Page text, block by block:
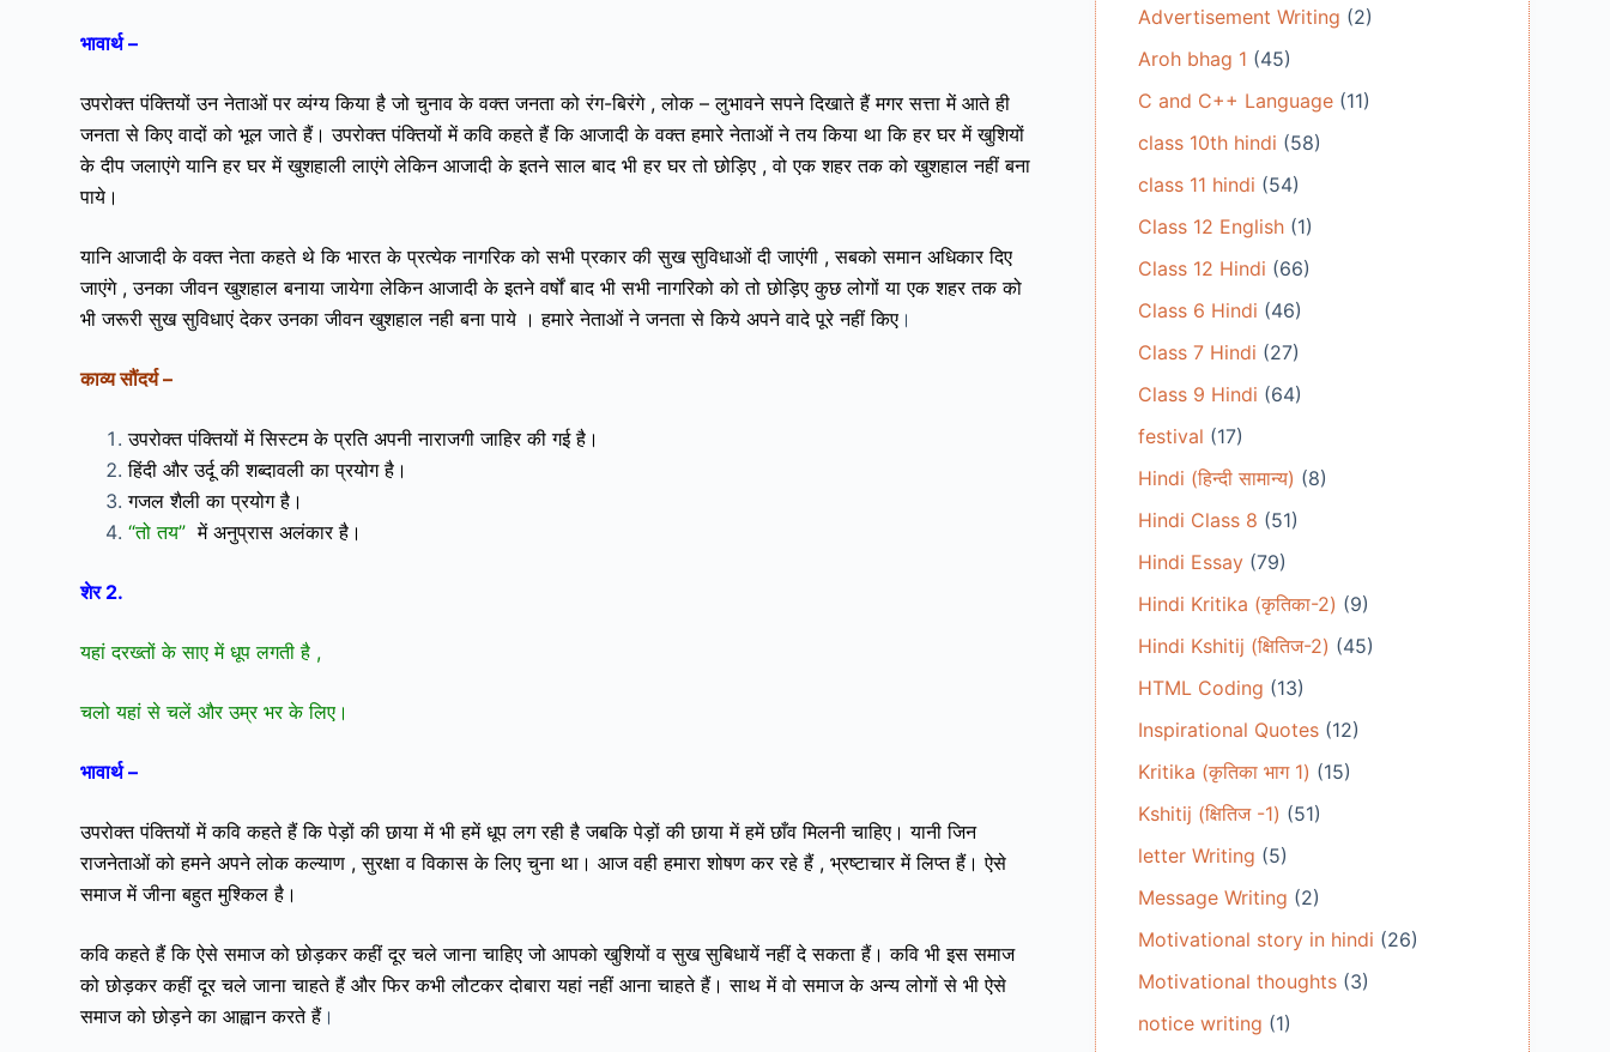
भावार्थ –
उपरोक्त पंक्तियों उन नेताओं पर व्यंग्य किया है जो चुनाव के वक्त जनता को रंग-बिरंगे , लोक – लुभावने सपने दिखाते हैं मगर सत्ता में आते ही
जनता से किए वादों को भूल जाते हैं।उपरोक्त पंक्तियों में कवि कहते हैं कि आजादी के वक्त हमारे नेताओं ने तय किया था कि हर घर में खुशियों
के दीप जलाएंगे यानि हर घर में खुशहाली लाएंगे लेकिन आजादी के इतने साल बाद भी हर घर तो छोड़िए , वो एक शहर तक को खुशहाल नहीं बना
पाये।
यानि आजादी के वक्त नेता कहते थे कि भारत के प्रत्येक नागरिक को सभी प्रकार की सुख सुविधाओं दी जाएंगी , सबको समान अधिकार दिए
जाएंगे , उनका जीवन खुशहाल बनाया जायेगा लेकिन आजादी के इतने वर्षों बाद भी सभी नागरिको को तो छोड़िए कुछ लोगों या एक शहर तक को
भी जरूरी सुख सुविधाएं देकर उनका जीवन खुशहाल नही बना पाये । हमारे नेताओं ने जनता से किये अपने वादे पूरे नहीं किए ।
काव्य सौंदर्य –
उपरोक्त पंक्तियों में सिस्टम के प्रति अपनी नाराजगी जाहिर की गई है।
हिंदी और उर्दू की शब्दावली का प्रयोग है।
गजल शैली का प्रयोग है।
“तो तय” में अनुप्रास अलंकार है।
शेर 2.
यहां दरख्तों के साए में धूप लगती है ,
चलो यहां से चलें और उम्र भर के लिए।
भावार्थ –
उपरोक्त पंक्तियों में कवि कहते हैं कि पेड़ों की छाया में भी हमें धूप लग रही है जबकि पेड़ों की छाया में हमें छाँव मिलनी चाहिए। यानी जिन
राजनेताओं को हमने अपने लोक कल्याण , सुरक्षा व विकास के लिए चुना था। आज वही हमारा शोषण कर रहे हैं , भ्रष्टाचार में लिप्त हैं।ऐसे
समाज में जीना बहुत मुश्किल है।
कवि कहते हैं कि ऐसे समाज को छोड़कर कहीं दूर चले जाना चाहिए जो आपको खुशियों व सुख सुबिधायें नहीं दे सकता हैं। कवि भी इस समाज
को छोड़कर कहीं दूर चले जाना चाहते हैं और फिर कभी लौटकर दोबारा यहां नहीं आना चाहते हैं। साथ में वो समाज के अन्य लोगों से भी ऐसे
समाज को छोड़ने का आह्वान करते हैं।
Advertisement Writing (2)
Aroh bhag 1 (45)
C and C++ Language(11)
class 10th hindi (58)
class 11 hindi (54)
Class 12 English(1)
Class 12 Hindi (66)
Class 6 Hindi (46)
Class 7 Hindi (27)
Class 9 Hindi (64)
festival (17)
Hindi (हिन्दी सामान्य) (8)
Hindi Class 8 (51)
Hindi Essay(79)
Hindi Kritika (कृतिका-2) (9)
Hindi Kshitij (क्षितिज-2) (45)
HTML Coding (13)
Inspirational Quotes(12)
Kritika (कृतिका भाग 1) (15)
Kshitij (क्षितिज -1) (51)
letter Writing (5)
Message Writing (2)
Motivational story in hindi (26)
Motivational thoughts(3)
notice writing (1)